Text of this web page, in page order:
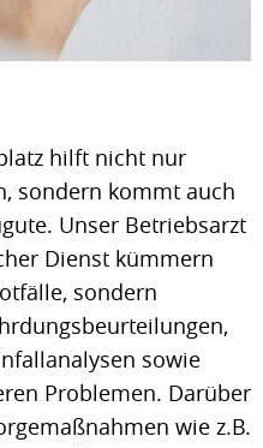
hilft nicht nur
sondern kommt auch
Unser Betriebsarzt
Dienst kümmern
sondern
sowie
Problemen. Darüber
wie z.B.